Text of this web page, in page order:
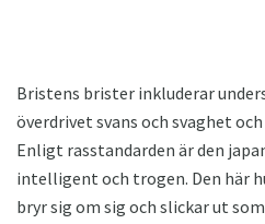
Bristens brister inkluderar
överdrivet svans och svaghet
Enligt rasstandarden är den
intelligent och trogen. Den här
bryr sig om sig och slickar ut